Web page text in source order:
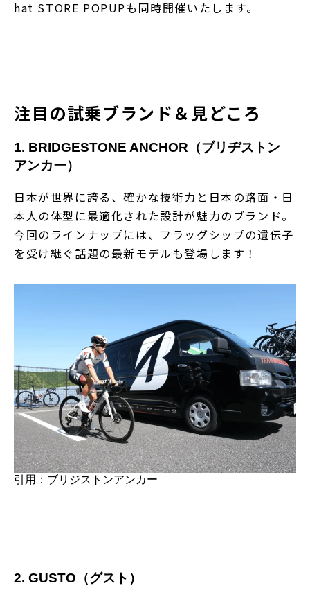
hat STORE POPUPも同時開催いたします。
注目の試乗ブランド＆見どころ
1. BRIDGESTONE ANCHOR（ブリヂストン
アンカー）
日本が世界に誇る、確かな技術力と日本の路面・日
本人の体型に最適化された設計が魅力のブランド。
今回のラインナップには、フラッグシップの遺伝子
を受け継ぐ話題の最新モデルも登場します！
引用：ブリジストンアンカー
2. GUSTO（グスト）